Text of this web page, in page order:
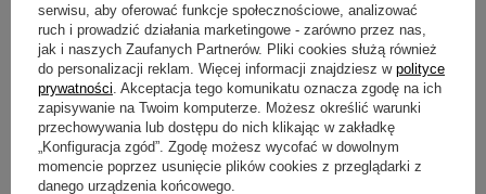
Morela, brzoskwinia, nektarynka:6-9 g / 100 m2/ 3-15 l
wody, karencja 3 dni
Porzeczka czarna, porzeczka czerwona, porzeczka biała,
borówka amerykańska, żurawina: 8-10 g / 100 m 2/ 5-20 l
wody, karencja 3 dni
Winorośl:12 g / 100 m2/ 4-10 l wody, karencja 3 dni
serwisu, aby oferować funkcje społecznościowe, analizować
ruch i prowadzić działania marketingowe - zarówno przez nas,
jak i naszych Zaufanych Partnerów. Pliki cookies służą również
do personalizacji reklam. Więcej informacji znajdziesz w polityce
prywatności . Akceptacja tego komunikatu oznacza zgodę na ich
zapisywanie na Twoim komputerze. Możesz określić warunki
przechowywania lub dostępu do nich klikając w zakładkę
„Konfiguracja zgód”. Zgodę możesz wycofać w dowolnym
momencie poprzez usunięcie plików cookies z przeglądarki z
danego urządzenia końcowego.